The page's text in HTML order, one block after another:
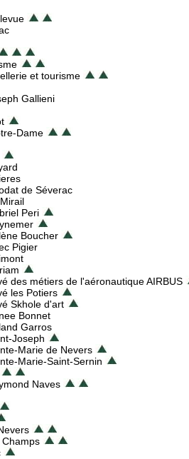
et tourisme
Gallieni
Dame
de Séverac
Peri
Boucher
Pigier
des métiers de l'aéronautique AIRBUS
les Potiers
Skhole d'art
Bonnet
Garros
Joseph
Marie de Nevers
Marie-Saint-Sernin
Naves